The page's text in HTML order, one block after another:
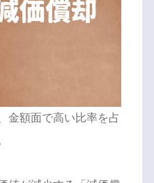
金額面で高い比率を占